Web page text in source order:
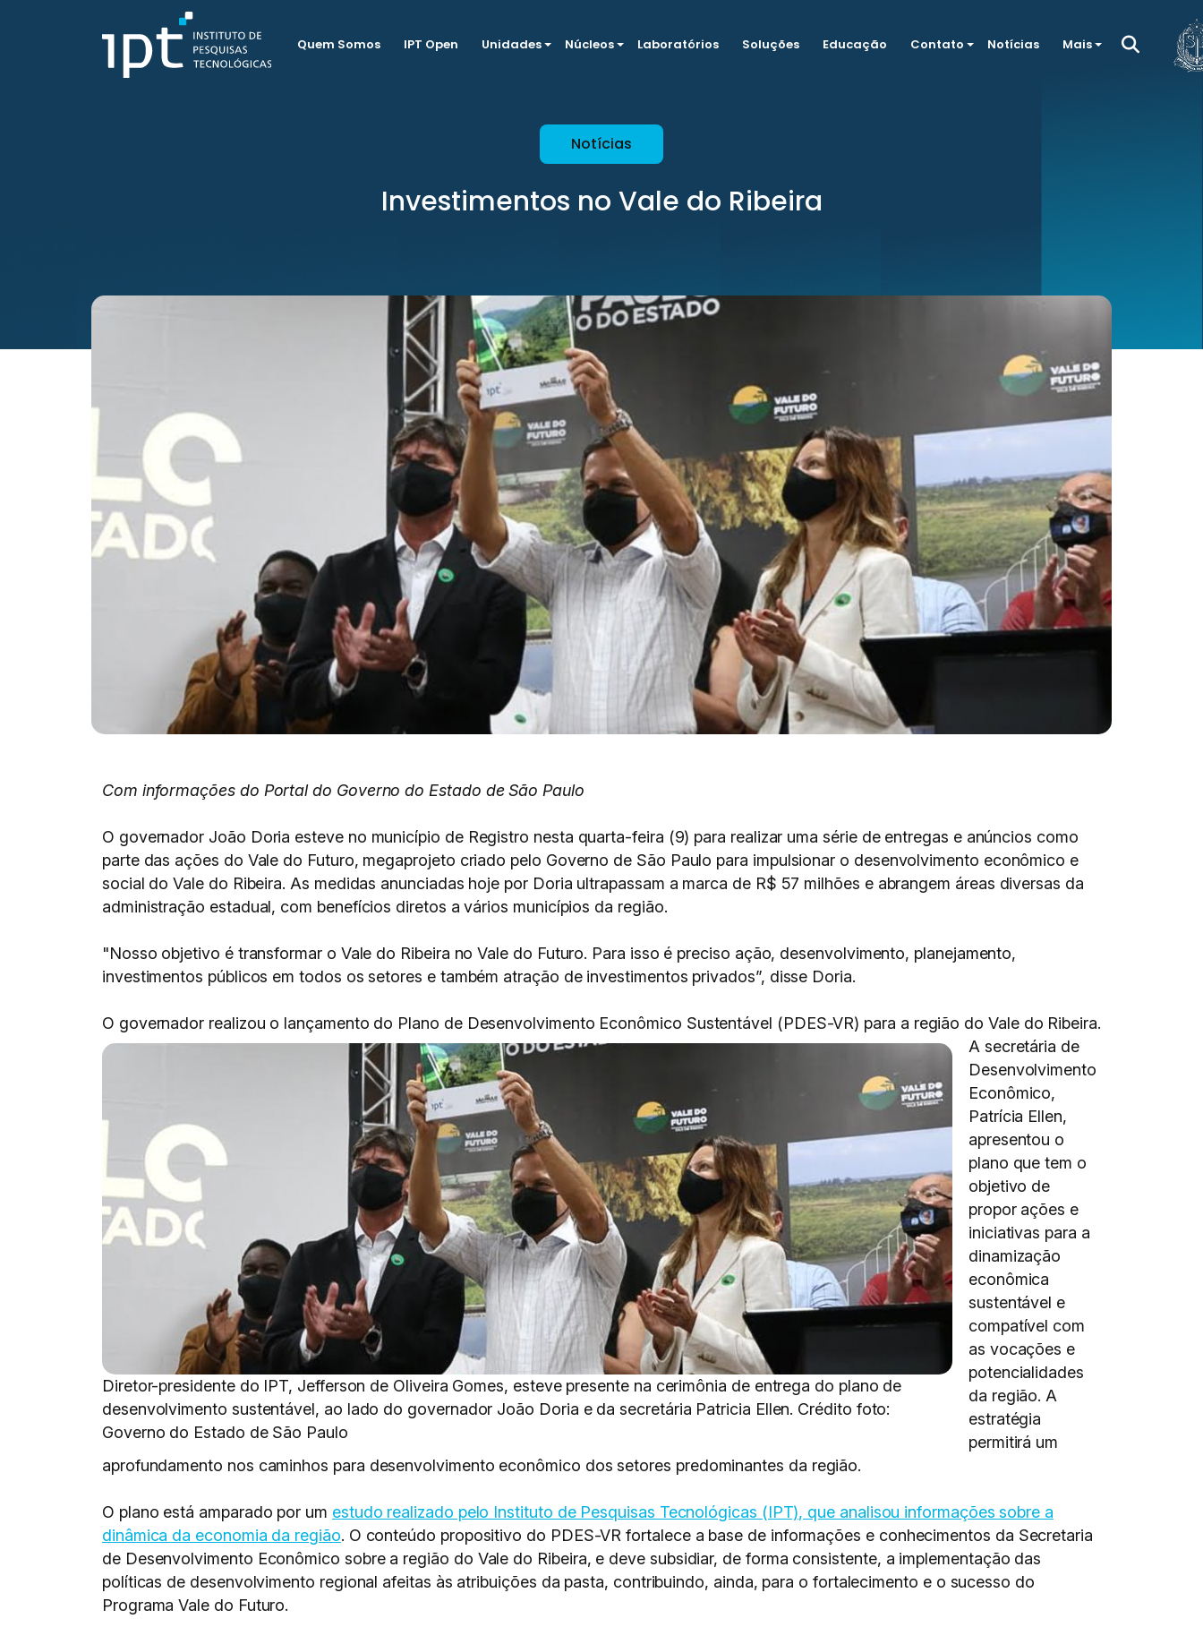
Quem Somos IPT Open Unidades Núcleos Laboratórios Soluções Educação Contato Notícias Mais
Notícias
Investimentos no Vale do Ribeira
Com informações do Portal do Governo do Estado de São Paulo
O governador João Doria esteve no município de Registro nesta quarta-feira (9) para realizar uma série de entregas e anúncios como
parte das ações do Vale do Futuro, megaprojeto criado pelo Governo de São Paulo para impulsionar o desenvolvimento econômico e
social do Vale do Ribeira. As medidas anunciadas hoje por Doria ultrapassam a marca de R$ 57 milhões e abrangem áreas diversas da
administração estadual, com benefícios diretos a vários municípios da região.
"Nosso objetivo é transformar o Vale do Ribeira no Vale do Futuro. Para isso é preciso ação, desenvolvimento, planejamento,
investimentos públicos em todos os setores e também atração de investimentos privados”, disse Doria.
O governador realizou o lançamento do Plano de Desenvolvimento Econômico Sustentável (PDES-VR) para a região do Vale do Ribeira.
Diretor-presidente do IPT, Jefferson de Oliveira Gomes, esteve presente na cerimônia de entrega do plano de
desenvolvimento sustentável, ao lado do governador João Doria e da secretária Patricia Ellen. Crédito foto:
Governo do Estado de São Paulo
A secretária de
Desenvolvimento
Econômico,
Patrícia Ellen,
apresentou o
plano que tem o
objetivo de
propor ações e
iniciativas para a
dinamização
econômica
sustentável e
compatível com
as vocações e
potencialidades
da região. A
estratégia
permitirá um
aprofundamento nos caminhos para desenvolvimento econômico dos setores predominantes da região.
O plano está amparado por um estudo realizado pelo Instituto de Pesquisas Tecnológicas (IPT), que analisou informações sobre a
dinâmica da economia da região. O conteúdo propositivo do PDES-VR fortalece a base de informações e conhecimentos da Secretaria
de Desenvolvimento Econômico sobre a região do Vale do Ribeira, e deve subsidiar, de forma consistente, a implementação das
políticas de desenvolvimento regional afeitas às atribuições da pasta, contribuindo, ainda, para o fortalecimento e o sucesso do
Programa Vale do Futuro.